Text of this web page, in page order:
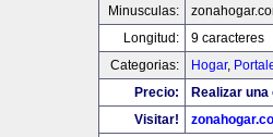
Minusculas:
Longitud:
9 caracteres
Categorias:
Hogar,
Precio:
Realizar
Visitar!